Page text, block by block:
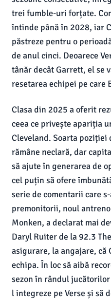
trei fumble-uri forțate.
întinde până în 2028, iar
păstreze pentru o
de anul cinci. Deoarece
tânăr decât Garrett, el se
resetarea echipei pe care
Clasa din 2025 a oferit
ceea ce privește apariția
Cleveland. Soarta poziției
rămâne neclară, dar
să ajute în generarea de
cel puțin să ofere
serie de comentarii care
premonitorii, noul
Monken, a declarat mai
Daryl Ruiter de la 92.3
asigurare, la angajare, că
echipa. În loc să aibă
sezon în rândul
l integreze pe Verse și să